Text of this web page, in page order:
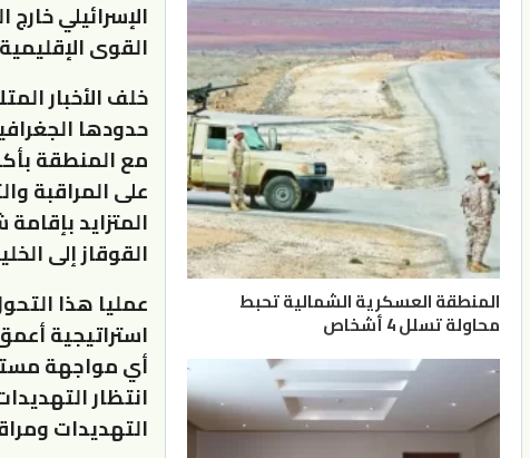
الإسرائيلي
القوى
خلف الأخبار
حدودها
مع المنطقة
على المراقبة
المتزايد
القوقاز إلى
عمليا هذا
استراتيجية
أي مواجهة
انتظار
التهديدات
المنطقة العسكرية الشمالية تحبط
محاولة تسلل 4 أشخاص